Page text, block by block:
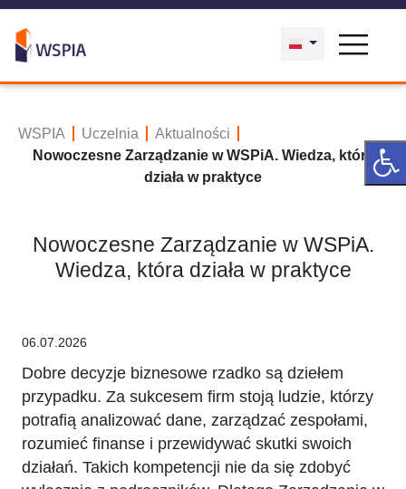
WSPIA Uczelnia
Aktualności
Nowoczesne Zarządzanie w WSPiA. Wiedza, która
działa w praktyce
Nowoczesne Zarządzanie w WSPiA.
Wiedza, która działa w praktyce
06.07.2026
Dobre decyzje biznesowe rzadko są dziełem
przypadku. Za sukcesem firm stoją ludzie, którzy
potrafią analizować dane, zarządzać zespołami,
rozumieć finanse i przewidywać skutki swoich
działań. Takich kompetencji nie da się zdobyć